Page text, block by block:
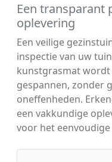
Een transparant
oplevering
Een veilige
inspectie van uw
kunstgrasmat wordt
gespannen, zonder
oneffenheden.
een vakkundige
voor het